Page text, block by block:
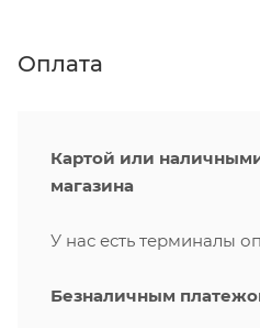
Оплата
Картой или
магазина
У нас есть терминалы
Безналичным